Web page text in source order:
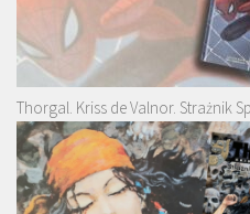
Thorgal. Kriss de Valnor. Strażnik